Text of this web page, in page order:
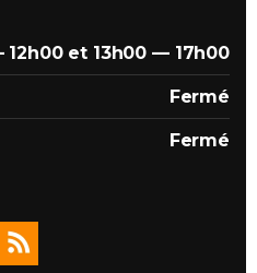
et 13h00 — 17h00
Fermé
Fermé